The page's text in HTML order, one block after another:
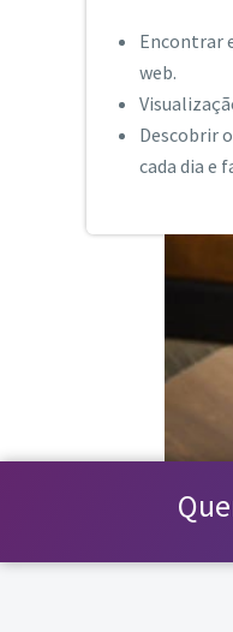
Encontrar
web.
Descobrir
cada dia e